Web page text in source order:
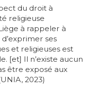
du droit à
religieuse
à rappeler à
ses
et religieuses est
[et] Il n’existe aucun
être exposé aux
2023)